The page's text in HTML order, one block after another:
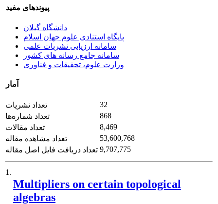
پیوندهای مفید
دانشگاه گیلان
پایگاه استنادی علوم جهان اسلام
سامانه ارزیابی نشریات علمی
سامانه جامع رسانه های کشور
وزارت علوم، تحقیقات و فناوری
آمار
تعداد نشریات
32
تعداد شماره‌ها
868
تعداد مقالات
8,469
تعداد مشاهده مقاله
53,600,768
تعداد دریافت فایل اصل مقاله 9,707,775
1.
Multipliers on certain topological
algebras